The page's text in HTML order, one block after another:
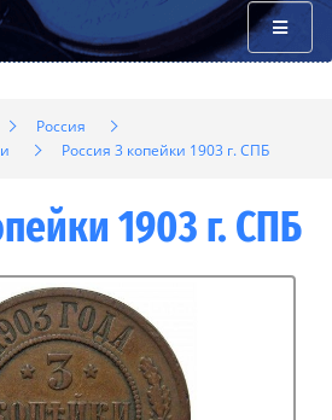
Россия
Россия 3 копейки 1903 г. СПБ
1903 г. СПБ